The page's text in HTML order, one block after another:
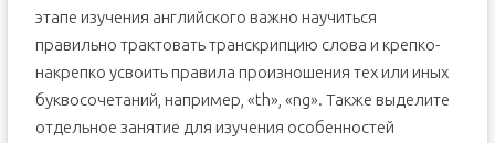
этапе изучения английского важно научиться
правильно трактовать транскрипцию слова и крепко-
накрепко усвоить правила произношения тех или иных
буквосочетаний, например, «th», «ng». Также выделите
отдельное занятие для изучения особенностей